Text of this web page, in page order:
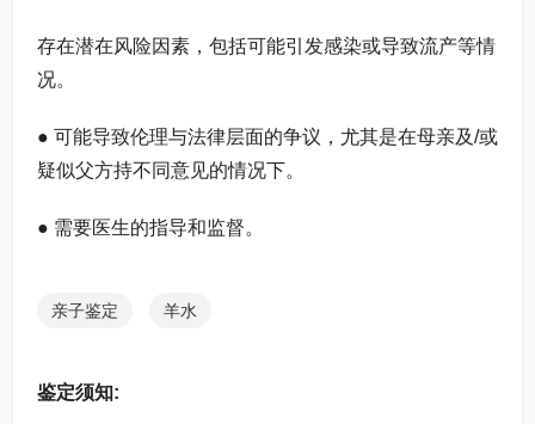
存在潜在风险因素，包括可能引发感染或导致流产等情
况。
● 可能导致伦理与法律层面的争议，尤其是在母亲及/或
疑似父方持不同意见的情况下。
● 需要医生的指导和监督。
亲子鉴定 羊水
鉴定须知: